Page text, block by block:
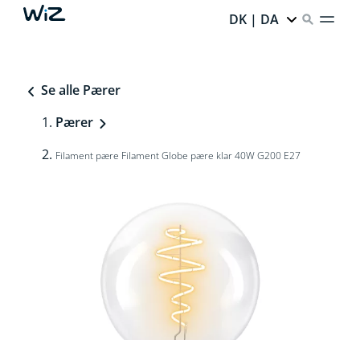
DK | DA
Se alle Pærer
Pærer
Filament pære Filament Globe pære klar 40W G200 E27